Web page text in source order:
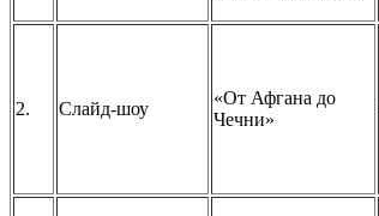
2. Слайд-шоу
«От Афгана до
Чечни»